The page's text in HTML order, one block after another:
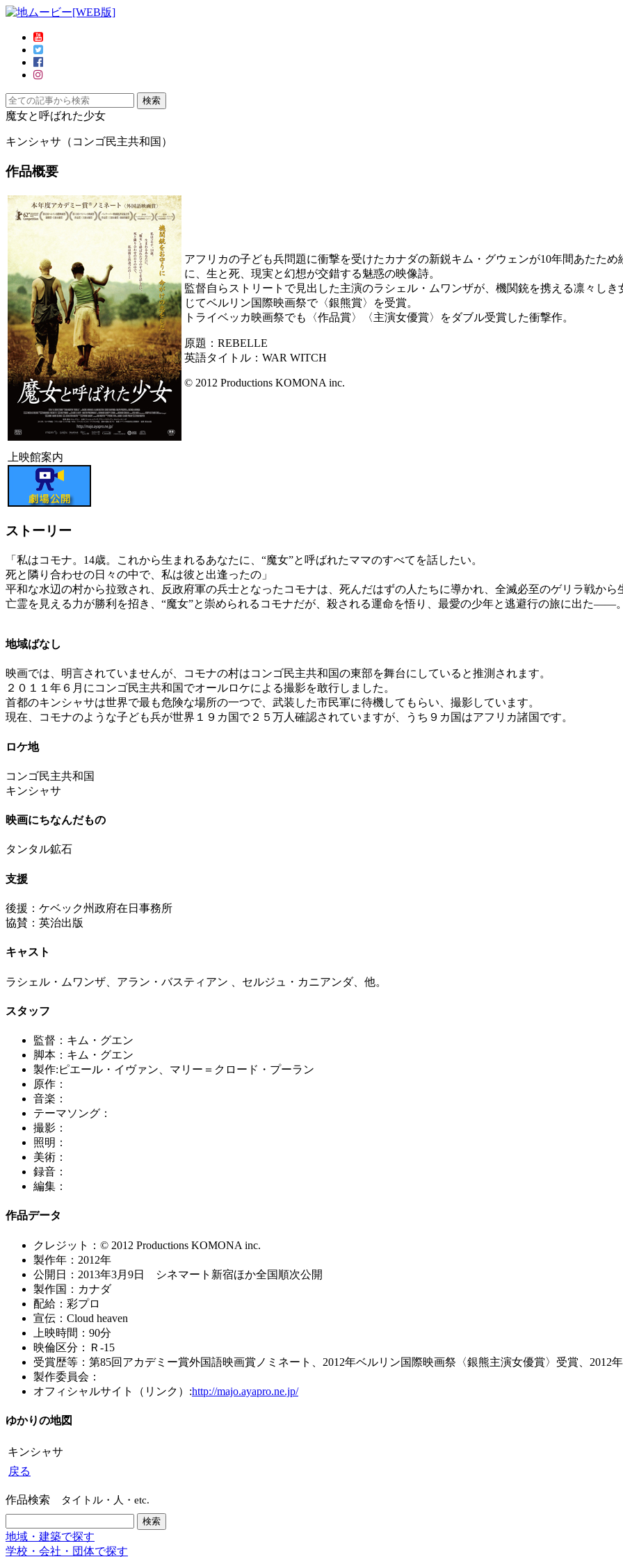
魔女と呼ばれた少女
キンシャサ（コンゴ民主共和国）
作品概要
アフリカの子ども兵問題に衝撃を受けたカナダの新鋭キム・グウェンが10年間あたた
に、生と死、現実と幻想が交錯する魅惑の映像詩。
監督自らストリートで見出した主演のラシェル・ムワンザが、機関銃を携える凛々し
じてベルリン国際映画祭で〈銀熊賞〉を受賞。
トライベッカ映画祭でも〈作品賞〉〈主演女優賞〉をダブル受賞した衝撃作。
原題：REBELLE
英語タイトル：WAR WITCH
© 2012 Productions KOMONA inc.
上映館案内
ストーリー
「私はコモナ。14歳。これから生まれるあなたに、“魔女”と呼ばれたママのすべてを話したい。
死と隣り合わせの日々の中で、私は彼と出逢ったの」
平和な水辺の村から拉致され、反政府軍の兵士となったコモナは、死んだはずの人たちに導かれ、全滅必至のゲリラ戦から
亡霊を見える力が勝利を招き、“魔女”と崇められるコモナだが、殺される運命を悟り、最愛の少年と逃避行の旅に出た――。
地域ばなし
映画では、明言されていませんが、コモナの村はコンゴ民主共和国の東部を舞台にしていると推測されます。
２０１１年６月にコンゴ民主共和国でオールロケによる撮影を敢行しました。
首都のキンシャサは世界で最も危険な場所の一つで、武装した市民軍に待機してもらい、撮影しています。
現在、コモナのような子ども兵が世界１９カ国で２５万人確認されていますが、うち９カ国はアフリカ諸国です。
ロケ地
コンゴ民主共和国
キンシャサ
映画にちなんだもの
タンタル鉱石
支援
後援：ケベック州政府在日事務所
協賛：英治出版
キャスト
ラシェル・ムワンザ、アラン・バスティアン 、セルジュ・カニアンダ、他。
スタッフ
監督：キム・グエン
脚本：キム・グエン
製作:ピエール・イヴァン、マリー＝クロード・プーラン
原作：
音楽：
テーマソング：
撮影：
照明：
美術：
録音：
編集：
作品データ
クレジット：© 2012 Productions KOMONA inc.
製作年：2012年
公開日：2013年3月9日 シネマート新宿ほか全国順次公開
製作国：カナダ
配給：彩プロ
宣伝：Cloud heaven
上映時間：90分
映倫区分：Ｒ-15
受賞歴等：第85回アカデミー賞外国語映画賞ノミネート、2012年ベルリン国際映画祭〈銀熊主演女優賞〉受賞、2012
製作委員会：
オフィシャルサイト（リンク）:http://majo.ayapro.ne.jp/
ゆかりの地図
キンシャサ
戻る
作品検索 タイトル・人・etc.
地域・建築で探す
学校・会社・団体で探す